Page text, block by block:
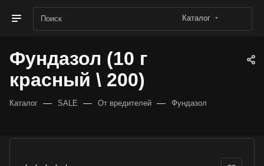
Каталог
Фундазол (10 г
красный \ 200)
Каталог — SALE — От вредителей — Фундазол